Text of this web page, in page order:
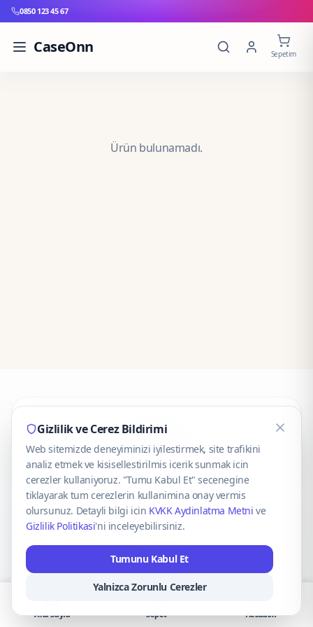
0850 123 45 67
CaseOnn Sepetim
Ürün bulunamadı.
CaseOnn
© 2025 CaseOnn. Tüm hakları saklıdır.
VISA Mastercard
Gizlilik ve Cerez Bildirimi
Web sitemizde deneyiminizi iyilestirmek, site trafikini
analiz etmek ve kisisellestirilmis icerik sunmak icin
cerezler kullaniyoruz. "Tumu Kabul Et" secenegine
tiklayarak tum cerezlerin kullanimina onay vermis
olursunuz. Detayli bilgi icin KVKK Aydinlatma Metni ve
Gizlilik Politikasi'ni inceleyebilirsiniz.
Tumunu Kabul Et
Yalnizca Zorunlu Cerezler
Ana Sayfa Sepet Hesabım